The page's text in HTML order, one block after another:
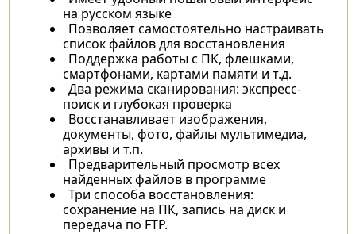
на русском языке
Позволяет самостоятельно настраивать
список файлов для восстановления
Поддержка работы с ПК, флешками,
смартфонами, картами памяти и т.д.
Два режима сканирования: экспресс-
поиск и глубокая проверка
Восстанавливает изображения,
документы, фото, файлы мультимедиа,
архивы и т.п.
Предварительный просмотр всех
найденных файлов в программе
Три способа восстановления:
сохранение на ПК, запись на диск и
передача по FTP.